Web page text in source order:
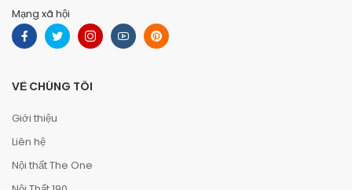
Mạng xã hội
VỀ CHÚNG TÔI
Giới thiệu
Liên hệ
Nội thất The One